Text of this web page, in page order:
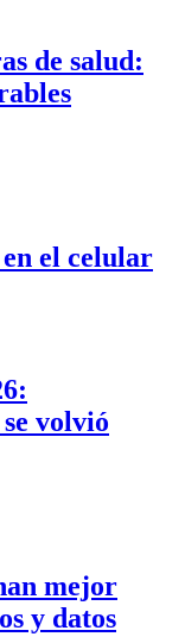
de salud:
el celular
volvió
mejor
y datos